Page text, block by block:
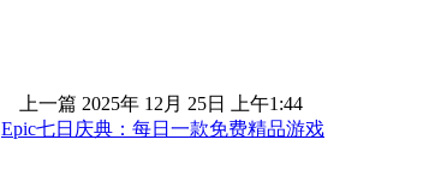
上一篇 2025年 12月 25日 上午1:44
Epic七日庆典：每日一款免费精品游戏